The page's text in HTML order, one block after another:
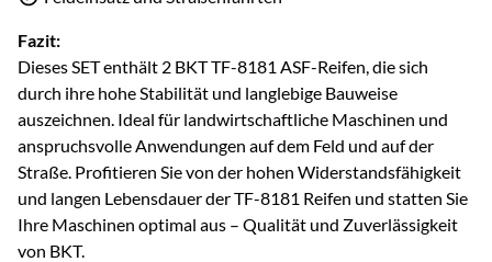
Fazit:
Dieses SET enthält 2 BKT TF-8181 ASF-Reifen, die sich
durch ihre hohe Stabilität und langlebige Bauweise
auszeichnen. Ideal für landwirtschaftliche Maschinen und
anspruchsvolle Anwendungen auf dem Feld und auf der
Straße. Profitieren Sie von der hohen Widerstandsfähigkeit
und langen Lebensdauer der TF-8181 Reifen und statten Sie
Ihre Maschinen optimal aus – Qualität und Zuverlässigkeit
von BKT.